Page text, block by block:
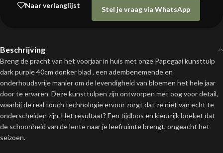
Naar verlanglijst
Stel je vraag via WhatsApp
Beschrijving
Breng de pracht van het voorjaar in huis met onze Papegaai kunsttulp
dark purple 40cm donker blad , een adembenemende en
onderhoudsvrije manier om de levendigheid van bloemen het hele jaar
door te ervaren. Deze kunsttulpen zijn ontworpen met oog voor detail,
waarbij de real touch technologie ervoor zorgt dat ze niet van echt te
onderscheiden zijn. Het resultaat? Een tijdloos en kleurrijk boeket dat
de schoonheid van de lente naar je leefruimte brengt, ongeacht het
seizoen.